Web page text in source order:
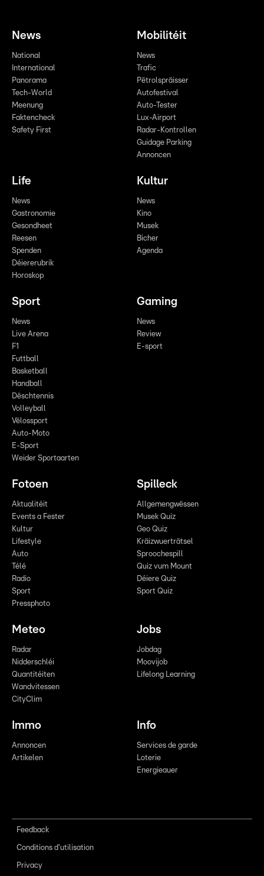
News
National
International
Panorama
Tech-World
Meenung
Faktencheck
Safety First
Mobilitéit
News
Trafic
Pëtrolspräisser
Autofestival
Auto-Tester
Lux-Airport
Radar-Kontrollen
Guidage Parking
Annoncen
Life
News
Gastronomie
Gesondheet
Reesen
Spenden
Déiererubrik
Horoskop
Kultur
News
Kino
Musek
Bicher
Agenda
Sport
News
Live Arena
F1
Futtball
Basketball
Handball
Dëschtennis
Volleyball
Vëlossport
Auto-Moto
E-Sport
Weider Sportaarten
Gaming
News
Review
E-sport
Fotoen
Aktualitéit
Events a Fester
Kultur
Lifestyle
Auto
Télé
Radio
Sport
Pressphoto
Spilleck
Allgemengwëssen
Musek Quiz
Geo Quiz
Kräizwuerträtsel
Sproochespill
Quiz vum Mount
Déiere Quiz
Sport Quiz
Meteo
Radar
Nidderschléi
Quantitéiten
Wandvitessen
CityClim
Jobs
Jobdag
Moovijob
Lifelong Learning
Immo
Annoncen
Artikelen
Info
Services de garde
Loterie
Energieauer
Feedback
Conditions d'utilisation
Privacy